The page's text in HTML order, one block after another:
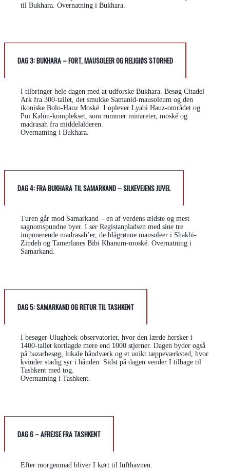
til Bukhara. Overnatning i Bukhara.
DAG 3: BUKHARA – FORT, MAUSOLEER OG RELIGIØS STORHED
I tilbringer hele dagen med at udforske Bukhara. Besøg Citadel
Ark fra 300-tallet, det smukke Samanid-mausoleum og den
ikoniske Bolo-Hauz Moské. I oplever Lyabi Hauz-området og
Poi Kalon-komplekset, som rummer minareter, moské og
madrasah fra middelalderen.
Overnatning i Bukhara.
DAG 4: FRA BUKHARA TIL SAMARKAND – SILKEVEJENS JUVEL
Turen går mod Samarkand – en af verdens ældste og mest
sagnomspundne byer. I ser Registanpladsen med sine tre
imponerende madrasah’er, de blågrønne mausoleer i Shakhi-
Zindeh og Tamerlanes Bibi Khanum-moské. Overnatning i
Samarkand.
DAG 5: SAMARKAND OG RETUR TIL TASHKENT
I besøger Ulughbek-observatoriet, hvor den lærde hersker i
1400-tallet kortlagde mere end 1000 stjerner. Dagen byder også
på bazarbesøg, lokale håndværk og et unikt tæppeværksted, hvor
kvinder stadig syr i hånden. Sidst på dagen vender I tilbage til
Tashkent med tog.
Overnatning i Tashkent.
DAG 6 – AFREJSE FRA TASHKENT
Efter morgenmad bliver I kørt til lufthavnen.